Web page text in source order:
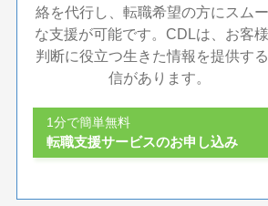
絡を代行し、転職希望の方にスム
な支援が可能です。CDLは、お客
判断に役立つ生きた情報を提供す
信があります。
1分で簡単無料
転職支援サービスのお申し込み